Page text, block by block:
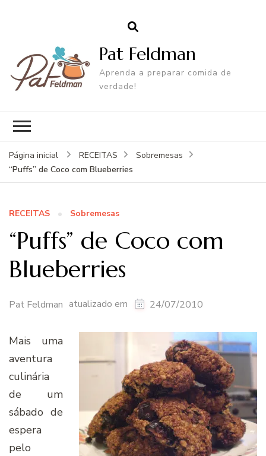
Pat Feldman
Aprenda a preparar comida de
verdade!
Página inicial RECEITAS
Sobremesas
“Puffs” de Coco com Blueberries
RECEITAS Sobremesas
“Puffs” de Coco com
Blueberries
Pat Feldman atualizado em 24/07/2010
Mais uma
aventura
culinária
de um
sábado de
espera
pelo